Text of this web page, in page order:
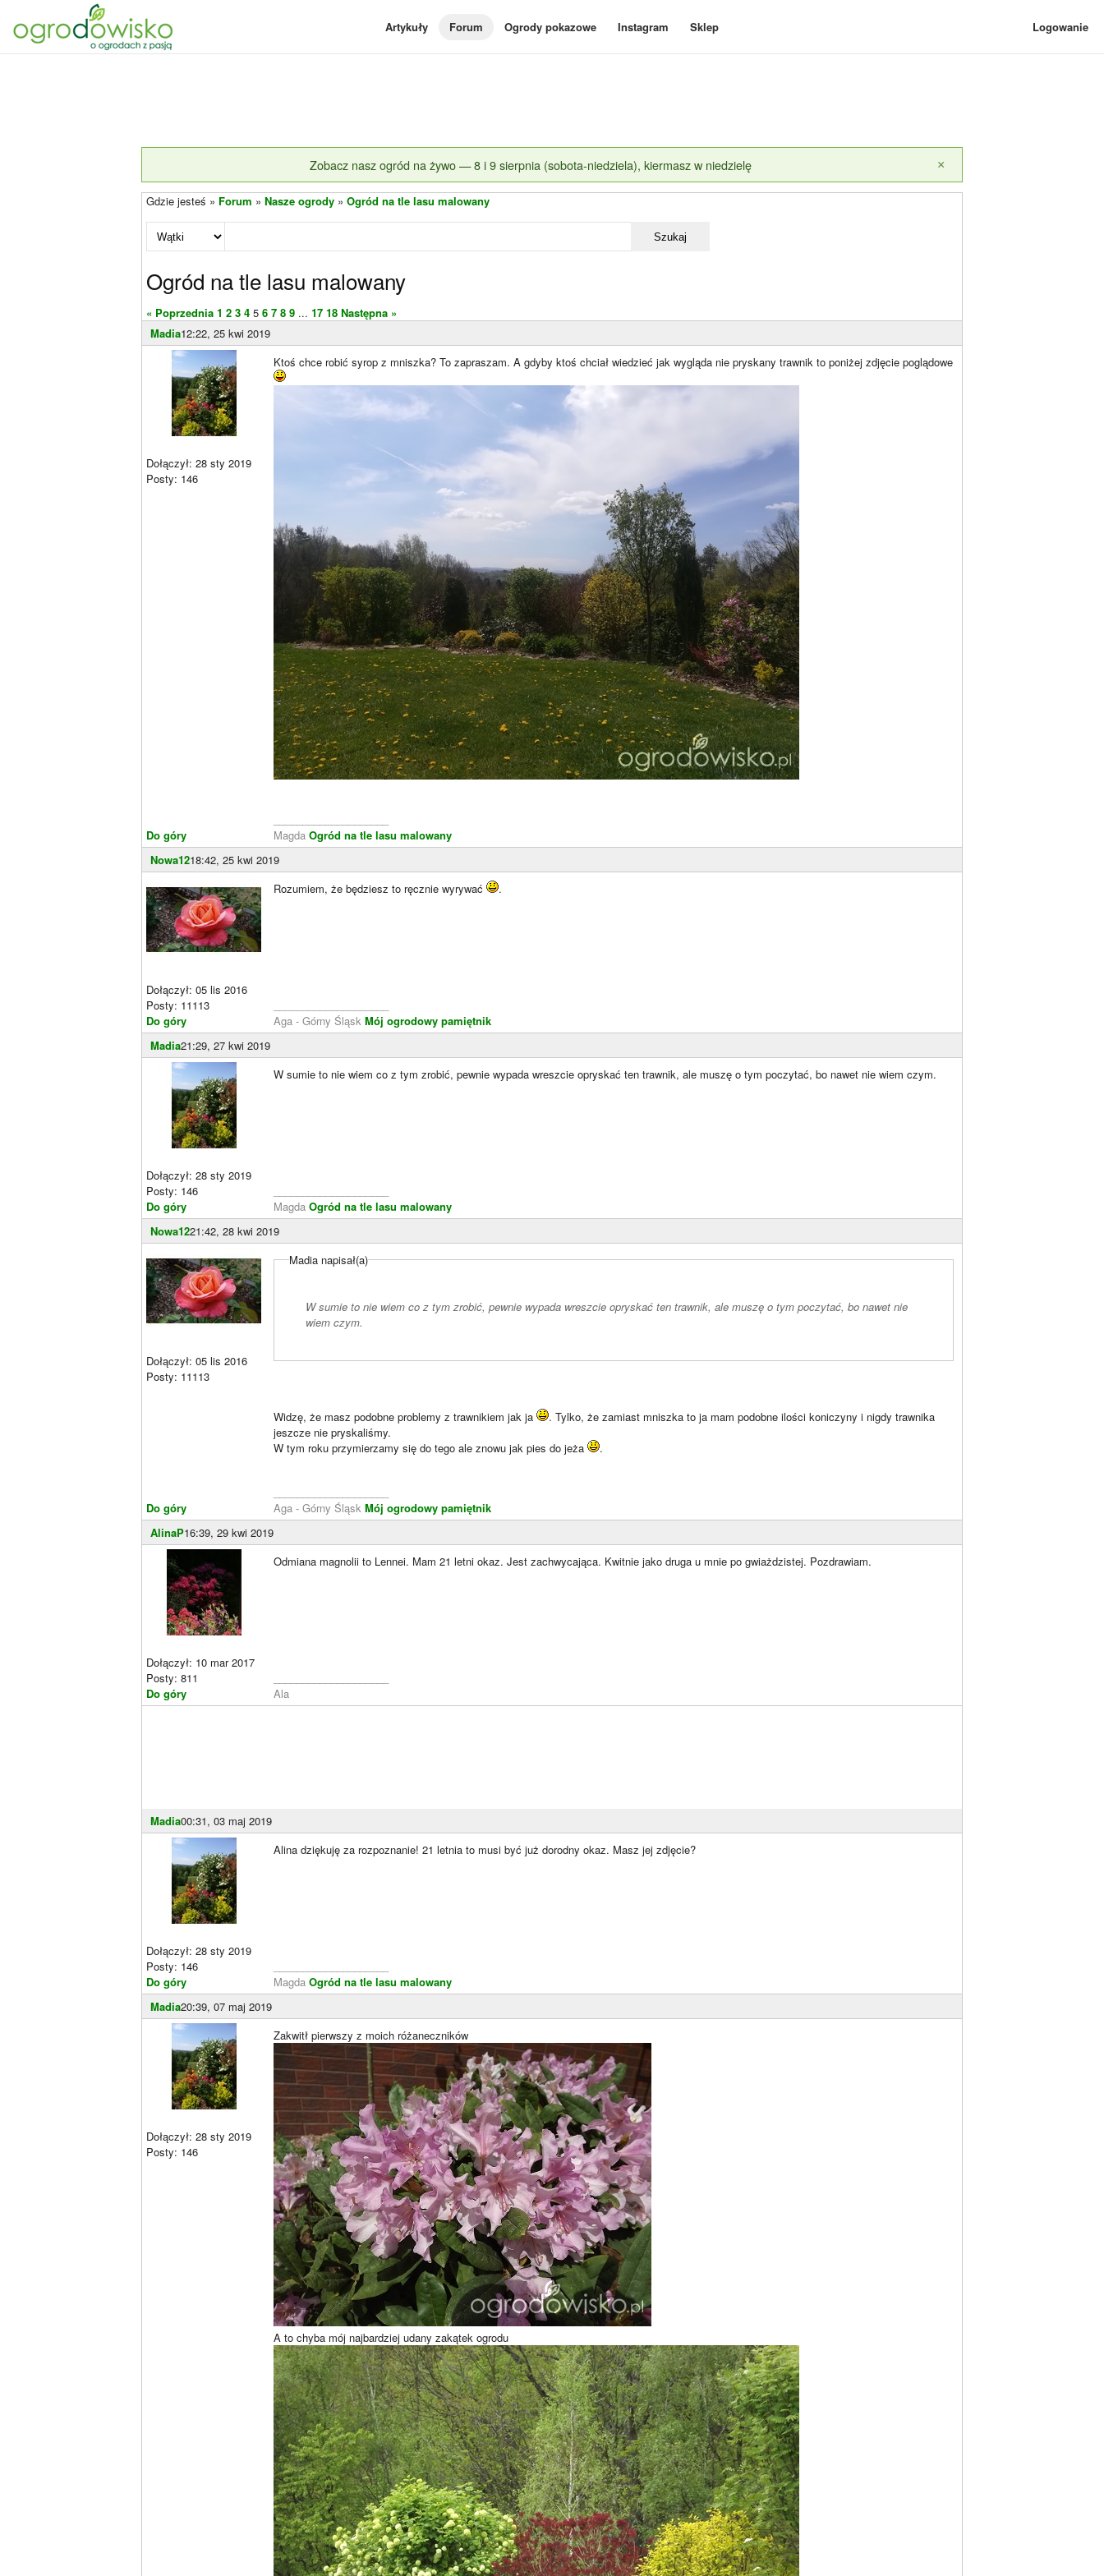
Artykuły Forum Ogrody pokazowe Instagram Sklep Logowanie
Zobacz nasz ogród na żywo — 8 i 9 sierpnia (sobota-niedziela), kiermasz w niedzielę ×
Gdzie jesteś » Forum » Nasze ogrody » Ogród na tle lasu malowany
Szukaj
Ogród na tle lasu malowany
« Poprzednia 1 2 3 4 5 6 7 8 9 ... 17 18 Następna »
Madia12:22, 25 kwi 2019
Dołączył: 28 sty 2019
Posty: 146
Do góry
Ktoś chce robić syrop z mniszka? To zapraszam. A gdyby ktoś chciał wiedzieć jak wygląda nie pryskany trawnik to poniżej zdjęcie poglądowe
Magda Ogród na tle lasu malowany
Nowa1218:42, 25 kwi 2019
Dołączył: 05 lis 2016
Posty: 11113
Do góry
Rozumiem, że będziesz to ręcznie wyrywać .
Aga - Górny Śląsk Mój ogrodowy pamiętnik
Madia21:29, 27 kwi 2019
Dołączył: 28 sty 2019
Posty: 146
Do góry
W sumie to nie wiem co z tym zrobić, pewnie wypada wreszcie opryskać ten trawnik, ale muszę o tym poczytać, bo nawet nie wiem czym.
Magda Ogród na tle lasu malowany
Nowa1221:42, 28 kwi 2019
Dołączył: 05 lis 2016
Posty: 11113
Do góry
Madia napisał(a)
W sumie to nie wiem co z tym zrobić, pewnie wypada wreszcie opryskać ten trawnik, ale muszę o tym poczytać, bo nawet nie
wiem czym.
Widzę, że masz podobne problemy z trawnikiem jak ja
. Tylko, że zamiast mniszka to ja mam podobne ilości koniczyny i nigdy trawnika
jeszcze nie pryskaliśmy.
W tym roku przymierzamy się do tego ale znowu jak pies do jeża
.
Aga - Górny Śląsk Mój ogrodowy pamiętnik
AlinaP16:39, 29 kwi 2019
Dołączył: 10 mar 2017
Posty: 811
Do góry
Odmiana magnolii to Lennei. Mam 21 letni okaz. Jest zachwycająca. Kwitnie jako druga u mnie po gwiażdzistej. Pozdrawiam.
Ala
Madia00:31, 03 maj 2019
Dołączył: 28 sty 2019
Posty: 146
Do góry
Alina dziękuję za rozpoznanie! 21 letnia to musi być już dorodny okaz. Masz jej zdjęcie?
Magda Ogród na tle lasu malowany
Madia20:39, 07 maj 2019
Dołączył: 28 sty 2019
Posty: 146
Zakwitł pierwszy z moich różaneczników
A to chyba mój najbardziej udany zakątek ogrodu